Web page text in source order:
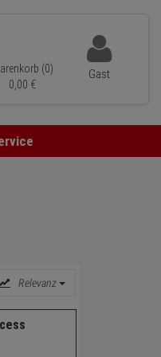
(0)
0, 00 €
Gast
Relevanz